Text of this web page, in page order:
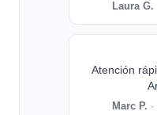
Laura G.
Atención
Marc P.